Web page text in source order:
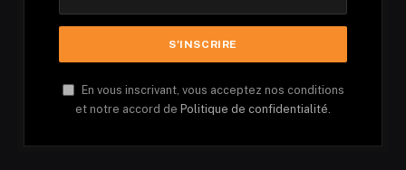
En vous inscrivant, vous acceptez nos conditions
et notre accord de Politique de confidentialité.